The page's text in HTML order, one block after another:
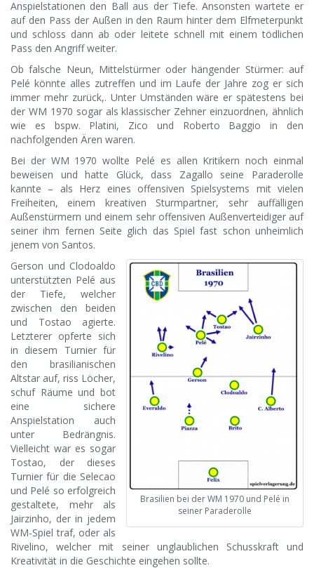
Anspielstationen den Ball aus der Tiefe. Ansonsten wartete er
auf den Pass der Außen in den Raum hinter dem Elfmeterpunkt
und schloss dann ab oder leitete schnell mit einem tödlichen
Pass den Angriff weiter.
Ob falsche Neun, Mittelstürmer oder hängender Stürmer: auf
Pelé könnte alles zutreffen und im Laufe der Jahre zog er sich
immer mehr zurück,. Unter Umständen wäre er spätestens bei
der WM 1970 sogar als klassischer Zehner einzuordnen, ähnlich
wie es bspw. Platini, Zico und Roberto Baggio in den
nachfolgenden Ären waren.
Bei der WM 1970 wollte Pelé es allen Kritikern noch einmal
beweisen und hatte Glück, dass Zagallo seine Paraderolle
kannte – als Herz eines offensiven Spielsystems mit vielen
Freiheiten, einem kreativen Sturmpartner, sehr auffälligen
Außenstürmern und einem sehr offensiven Außenverteidiger auf
seiner ihm fernen Seite glich das Spiel fast schon unheimlich
jenem von Santos.
Brasilien bei der WM 1970 und Pelé in
seiner Paraderolle
Gerson und Clodoaldo
unterstützten Pelé aus
der Tiefe, welcher
zwischen den beiden
und Tostao agierte.
Letzterer opferte sich
in diesem Turnier für
den brasilianischen
Altstar auf, riss Löcher,
schuf Räume und bot
eine sichere
Anspielstation auch
unter Bedrängnis.
Vielleicht war es sogar
Tostao, der dieses
Turnier für die Selecao
und Pelé so erfolgreich
gestaltete, mehr als
Jairzinho, der in jedem
WM-Spiel traf, oder als
Rivelino, welcher mit seiner unglaublichen Schusskraft und
Kreativität in die Geschichte eingehen sollte.